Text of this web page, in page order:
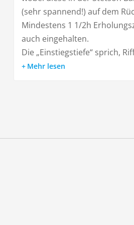
(sehr spannend!) auf dem
Mindestens 1 1/2h
auch eingehalten.
Die „Einstiegstiefe“ sprich,
Mehr lesen